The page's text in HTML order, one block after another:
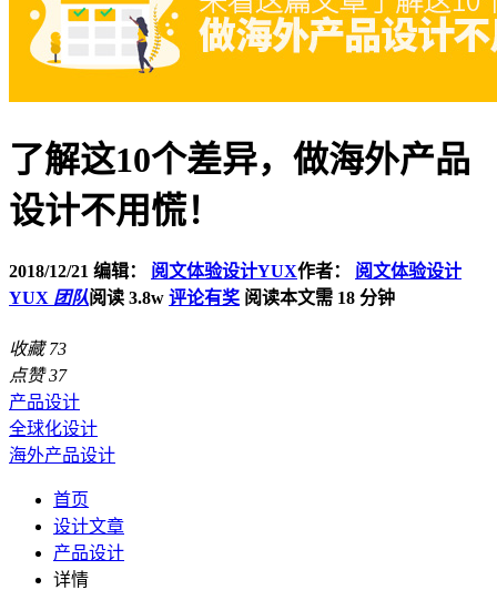
了解这10个差异，做海外产品
设计不用慌！
2018/12/21 编辑： 阅文体验设计YUX作者： 阅文体验设计
YUX 团队阅读 3.8w 评论有奖 阅读本文需 18 分钟
收藏 73
点赞 37
产品设计
全球化设计
海外产品设计
首页
设计文章
产品设计
详情